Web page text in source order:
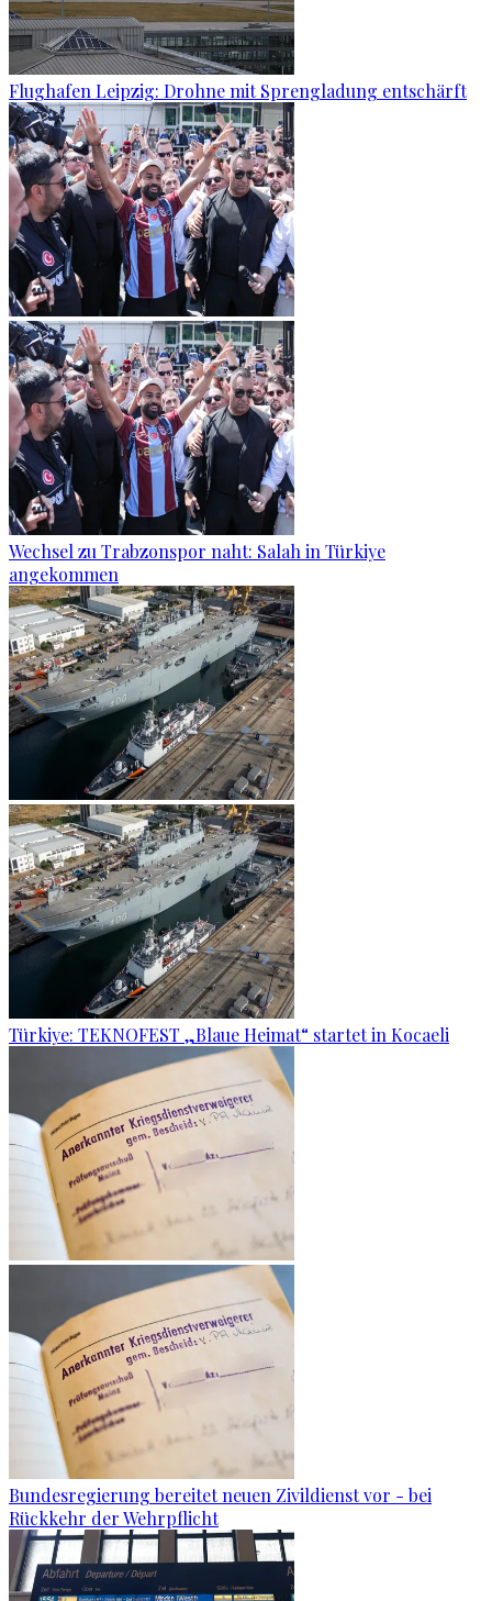
Flughafen Leipzig: Drohne mit Sprengladung entschärft
Wechsel zu Trabzonspor naht: Salah in Türkiye
angekommen
Türkiye: TEKNOFEST „Blaue Heimat“ startet in Kocaeli
Bundesregierung bereitet neuen Zivildienst vor - bei
Rückkehr der Wehrpflicht